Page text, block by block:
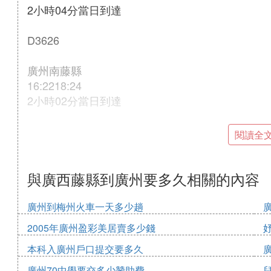
2小時04分當日到達
D3626
廣州南藤縣
16:2218:24
2小時02分當日到達
18:0020:06
2小時06分當日到達
D3646
廣州南藤縣
19:1521:17
閱讀全
與廣西藤縣到廣州要多久相關的內容
廣州到梅州火車一天多少趟
2005年廣州盈彩美居賣多少錢
本科入廣州戶口提交要多久